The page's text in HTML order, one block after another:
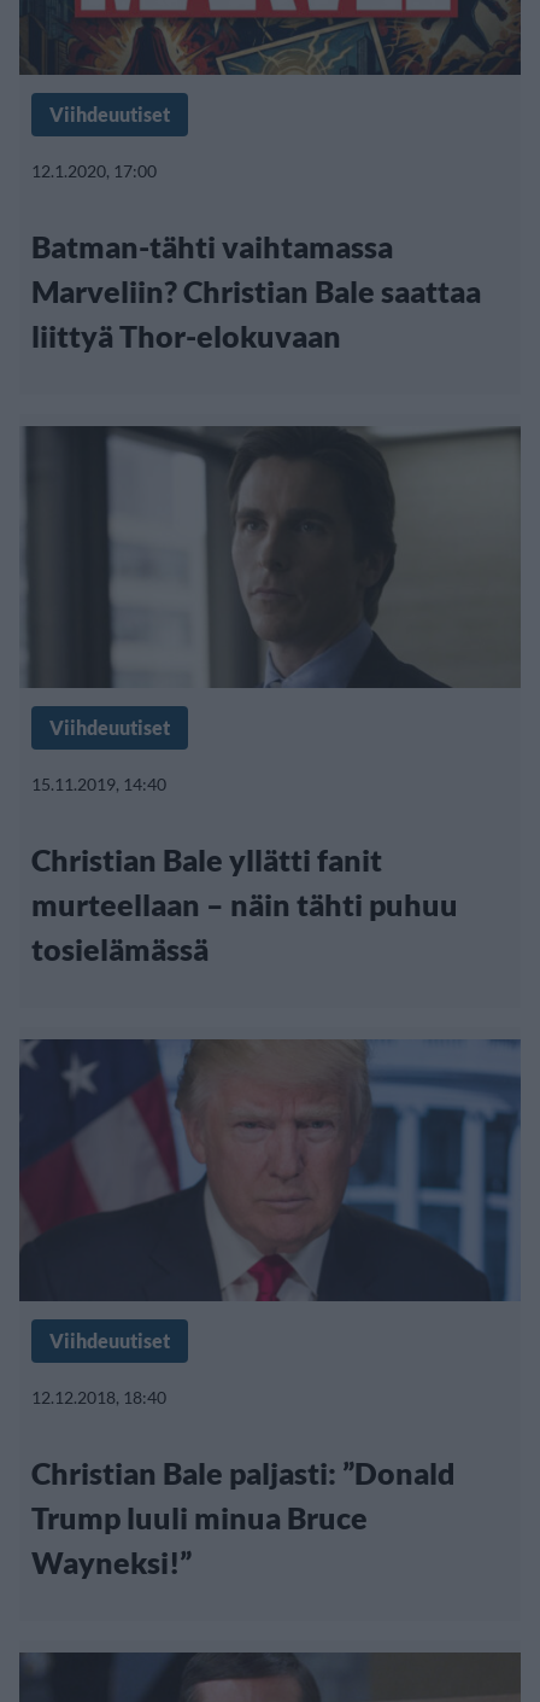
Viihdeuutiset
12.1.2020, 17:00
Batman-tähti vaihtamassa
Marveliin? Christian Bale saattaa
liittyä Thor-elokuvaan
Viihdeuutiset
15.11.2019, 14:40
Christian Bale yllätti fanit
murteellaan – näin tähti puhuu
tosielämässä
Viihdeuutiset
12.12.2018, 18:40
Christian Bale paljasti: ”Donald
Trump luuli minua Bruce
Wayneksi!”